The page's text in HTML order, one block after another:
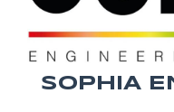
SOPHIA